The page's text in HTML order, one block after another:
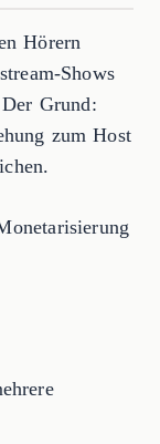
Hörern
Shows
Grund:
zum Host